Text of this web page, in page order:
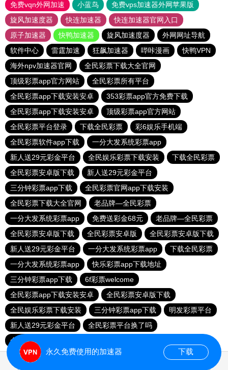
免费vqn外网加速
小蓝鸟
免费vps加速器外网苹果版
旋风加速度器
快连加速器
快连加速器官网入口
原子加速器
快鸭加速器 旋风加速度器
外网网址导航
软件中心
雷霆加速 狂飙加速器 哔咔漫画
快鸭VPN
海外npv加速器官网
全民彩票下载大全官网
顶级彩票app官方网站
全民彩票所有平台
全民彩票app下载安装安卓
353彩票app官方免费下载
全民彩票app下载安装安卓
顶级彩票app官方网站
全民彩票平台登录
下载全民彩票
彩6娱乐手机端
全民彩票软件app下载
一分大发系统彩票app
新人送29元彩金平台
全民娱乐彩票下载安装
下载全民彩票
全民彩票安卓版下载
新人送29元彩金平台
三分钟彩票app下载
全民彩票官网app下载安装
全民彩票下载大全官网
老品牌—全民彩票
一分大发系统彩票app
免费送彩金68元
老品牌—全民彩票
全民彩票安卓版下载
全民彩票安卓版
全民彩票安卓版下载
新人送29元彩金平台
一分大发系统彩票app
下载全民彩票
一分大发系统彩票app
快乐彩票app下载地址
三分钟彩票app下载
6f彩票welcome
全民彩票app下载安装安卓
全民彩票安卓版下载
全民娱乐彩票下载安装
三分钟彩票app下载
明发彩票平台
新人送29元彩金平台
全民彩票平台换了吗
全民彩票官网app下载安装
永久免费使用的加速器 下载